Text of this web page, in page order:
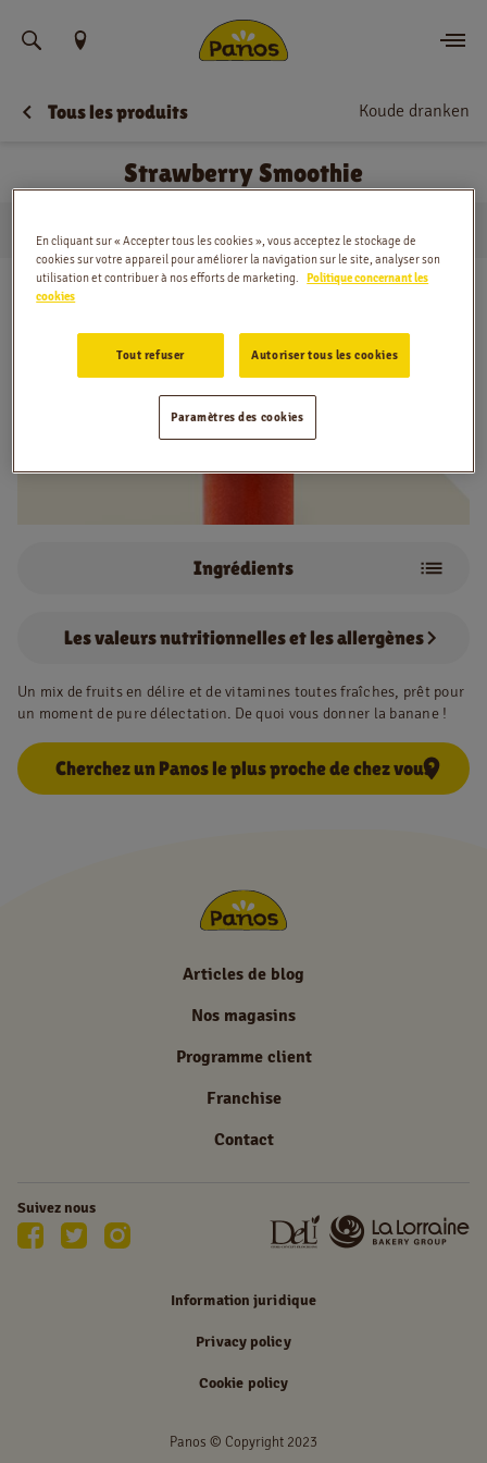
Trouvez votre emplacement
Commander
Nouvelles
Menu
Magasins
Application
Contact
NL FR
Information juridique
Cookie policy
Tous les produits Koude dranken
Strawberry Smoothie
Domicile
Ingrédients
Les valeurs nutritionnelles et les allergènes
Un mix de fruits en délire et de vitamines toutes fraîches, prêt pour
un moment de pure délectation. De quoi vous donner la banane !
Cherchez un Panos le plus proche de chez vous
Suivez nous
Articles de blog
Nos magasins
Programme client
Franchise
Contact
Information juridique
Privacy policy
Cookie policy
Panos © Copyright 2023
En cliquant sur « Accepter tous les cookies », vous acceptez le stockage de
cookies sur votre appareil pour améliorer la navigation sur le site, analyser son
utilisation et contribuer à nos efforts de marketing.
Politique concernant les
cookies
Tout refuser Autoriser tous les cookies
Paramètres des cookies